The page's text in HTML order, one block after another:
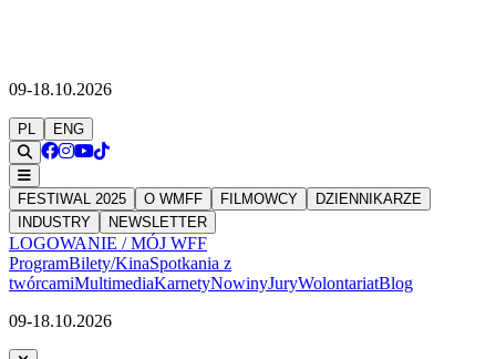
09-18.10.2026
PL ENG
FESTIWAL 2025 O WMFF FILMOWCY
DZIENNIKARZE
INDUSTRY
NEWSLETTER
LOGOWANIE / MÓJ WFF
ProgramBilety/KinaSpotkania z
twórcamiMultimediaKarnetyNowinyJuryWolontariatBlog
09-18.10.2026